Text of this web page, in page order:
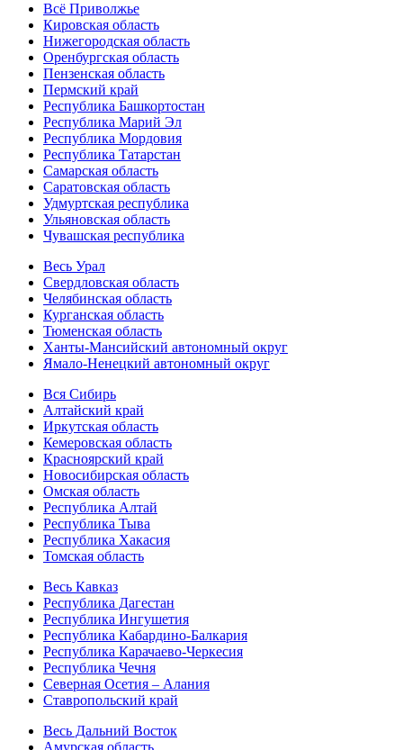
Всё Приволжье
Кировская область
Нижегородская область
Оренбургская область
Пензенская область
Пермский край
Республика Башкортостан
Республика Марий Эл
Республика Мордовия
Республика Татарстан
Самарская область
Саратовская область
Удмуртская республика
Ульяновская область
Чувашская республика
Весь Урал
Свердловская область
Челябинская область
Курганская область
Тюменская область
Ханты-Мансийский автономный округ
Ямало-Ненецкий автономный округ
Вся Сибирь
Алтайский край
Иркутская область
Кемеровская область
Красноярский край
Новосибирская область
Омская область
Республика Алтай
Республика Тыва
Республика Хакасия
Томская область
Весь Кавказ
Республика Дагестан
Республика Ингушетия
Республика Кабардино-Балкария
Республика Карачаево-Черкесия
Республика Чечня
Северная Осетия – Алания
Ставропольский край
Весь Дальний Восток
Амурская область